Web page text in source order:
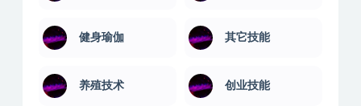
健身瑜伽 其它技能
养殖技术 创业技能